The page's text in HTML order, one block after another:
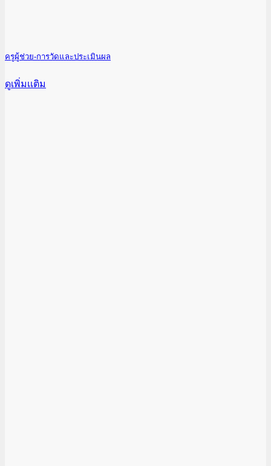
ครูผู้ช่วย-การวัดและประเมินผล
ดูเพิ่มเเติม